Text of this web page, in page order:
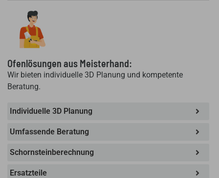
Ofenlösungen aus Meisterhand:
Wir bieten individuelle 3D Planung und kompetente
Beratung.
Individuelle 3D Planung
Umfassende Beratung
Schornsteinberechnung
Ersatzteile